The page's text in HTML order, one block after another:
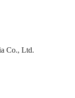
Co., Ltd.